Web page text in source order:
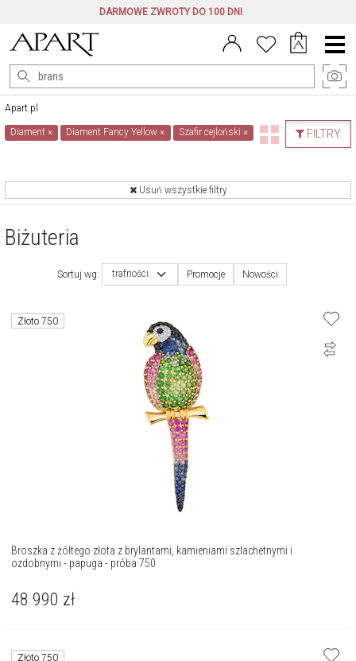
DARMOWE ZWROTY DO 100 DNI
Menu
główne
Apart.pl
FILTRY
Diament× Diament Fancy Yellow× Szafir cejloński ×
Usuń wszystkie filtry
Biżuteria
Sortuj wg: trafności Promocje Nowości
Złoto 750
Broszka z żółtego złota z brylantami, kamieniami szlachetnymi i
ozdobnymi - papuga - próba 750
48 990 zł
Złoto 750